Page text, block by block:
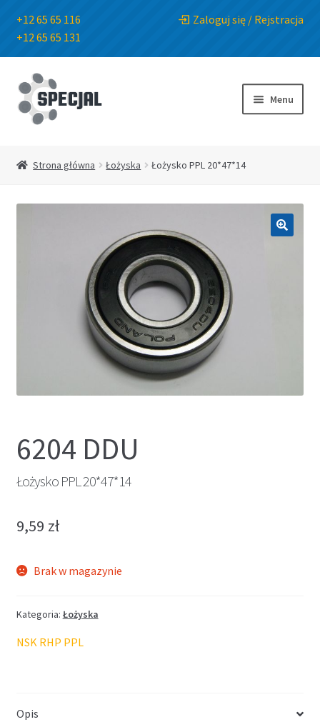
+12 65 65 116
+12 65 65 131
Zaloguj się / Rejstracja
Przejdź
do
nawigacji
Przejdź
do
treści
Menu
Strona główna Łożyska Łożysko PPL 20*47*14
6204 DDU
Łożysko PPL 20*47*14
9,59 zł
Brak w magazynie
Kategoria: Łożyska
NSK RHP PPL
Opis